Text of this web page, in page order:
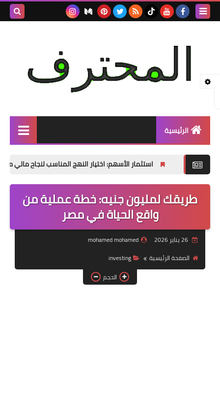
الرئيسية
مواقع العمل الحر
ادسنس
الربح من انستجرام
الربح من الأنترنت
استثمار الأسهم: اختيار النهج المناسب لنجاح مالي مستدام
طريقك لمليون جنيه: خطة عملية من
واقع الحياة في مصر
26 يناير 2026
mohamed mohamed
الصفحة الرئيسية
investing
الحجم